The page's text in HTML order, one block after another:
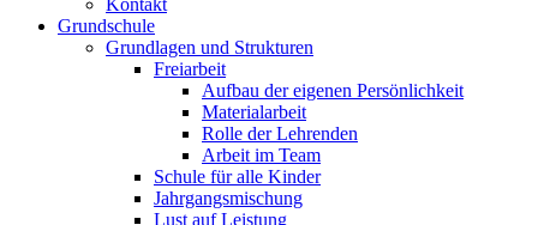
Kontakt
Grundschule
Grundlagen und Strukturen
Freiarbeit
Aufbau der eigenen Persönlichkeit
Materialarbeit
Rolle der Lehrenden
Arbeit im Team
Schule für alle Kinder
Jahrgangsmischung
Lust auf Leistung